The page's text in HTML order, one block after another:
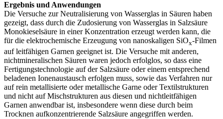
Ergebnis und Anwendungen
Die Versuche zur Neutralisierung von Wasserglas in Säuren haben
gezeigt, dass durch die Zudosierung von Wasserglas in Salzsäure
Monokieselsäure in einer Konzentration erzeugt werden kann, die
für die elektrochemische Erzeugung von nanoskaligen SiOx-Filmen
auf leitfähigen Garnen geeignet ist. Die Versuche mit anderen,
nichtmineralischen Säuren waren jedoch erfolglos, so dass eine
Fertigungstechnologie auf der Salzsäure oder einem entsprechend
beladenen Ionenaustausch erfolgen muss, sowie das Verfahren nur
auf rein metallisierte oder metallische Garne oder Textilstrukturen
und nicht auf Mischstrukturen aus diesen und nichtleitfähigen
Garnen anwendbar ist, insbesondere wenn diese durch beim
Trocknen aufkonzentrierende Salzsäure angegriffen werden.